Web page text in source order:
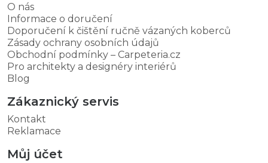
O nás
Informace o doručení
Doporučení k čištění ručně vázaných koberců
Zásady ochrany osobních údajů
Obchodní podmínky – Carpeteria.cz
Pro architekty a designéry interiérů
Blog
Zákaznický servis
Kontakt
Reklamace
Můj účet